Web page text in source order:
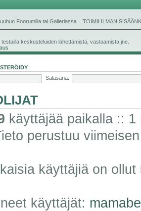
Foorumilla tai Galleriassa... TOIMII ILMAN
keskusteluiden lähettämistä, vastaamista jne.
Salasana:
käyttäjää paikalla ::
perustuu
käyttäjiä on ollut
käyttäjät: